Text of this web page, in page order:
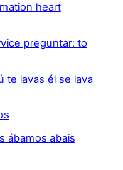
heart
preguntar: to
te lavas él se lava
ábamos abais